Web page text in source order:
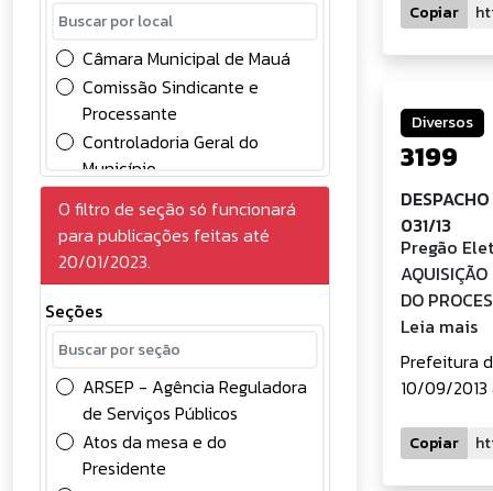
Chamamento Público
Concessão
Concursos Públicos
Conselhos
Contabilidade
Contratos
Convocação
Credenciamento de
Eventuais
Diversos
Edital
Eleições
Frente de Trabalho
FUNDEB
Licitações - Obras
Câmara Municipal de Mauá
Comissão Sindicante e
Processante
Controladoria Geral do
Município
Divisão de Controle Contábil
Gabinete do Prefeito
Gerência de Gestão e
Desenvolvimento em
Recursos Humanos
Prefeitura do Município de
Mauá
Processos administrativos
SAMA
Secretaria de Administração
O filtro de seção só funcionará
para publicações feitas até
20/01/2023.
Seções
ARSEP - Agência Reguladora
de Serviços Públicos
Atos da mesa e do
Presidente
Copiar
Diversos
3199
031/13
Pregão
DO
Leia mais
Prefeitura
10/09/2013
Copiar